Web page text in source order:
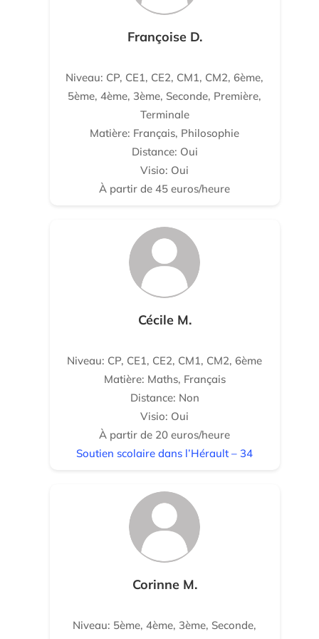
Françoise D.
Niveau: CP, CE1, CE2, CM1, CM2, 6ème,
5ème, 4ème, 3ème, Seconde, Première,
Terminale
Matière: Français, Philosophie
Distance: Oui
Visio: Oui
À partir de 45 euros/heure
Cécile M.
Niveau: CP, CE1, CE2, CM1, CM2, 6ème
Matière: Maths, Français
Distance: Non
Visio: Oui
À partir de 20 euros/heure
Soutien scolaire dans l’Hérault – 34
Corinne M.
Niveau: 5ème, 4ème, 3ème, Seconde,